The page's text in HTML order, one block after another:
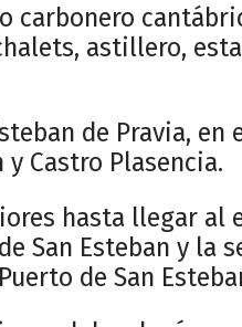
carbonero
astillero,
de Pravia, en
Castro Plasencia.
hasta llegar al
San Esteban y la
de San